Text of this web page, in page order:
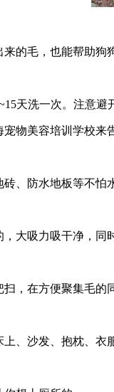
的毛，也能帮助狗
天洗一次。注意避
物美容培训学校来
、防水地板等不怕
大吸力吸干净，
，在方便聚集毛的
、沙发、抱枕、